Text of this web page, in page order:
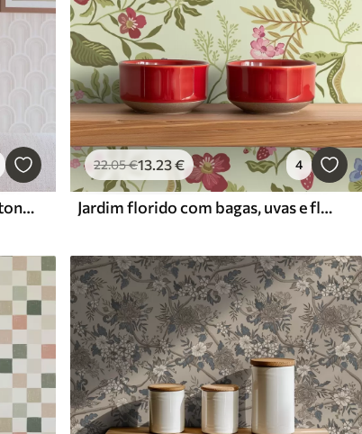
Pequenos módulos em arco em tons quentes de creme-bege
22.05€13.23€ 4
Jardim florido com bagas, uvas e flores silvestres